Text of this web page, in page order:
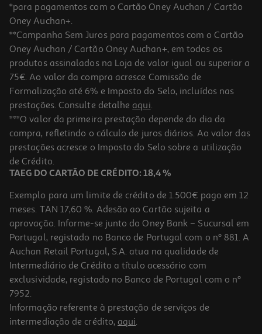
-10%
Livro Noites Brancas
11.97 €/un
13,30 € PVP de editor
11,97 €
-10%
Livro Um Chapéu De Leopardo
*para pagamentos com o Cartão Oney Auchan / Cartão
Oney Auchan+.
**Campanha Sem Juros para pagamentos com o Cartão
Oney Auchan / Cartão Oney Auchan+, em todos os
produtos assinalados na Loja de valor igual ou superior a
75€. Ao valor da compra acresce Comissão de
Formalização até 6% e Imposto do Selo, incluídos nas
prestações. Consulte detalhe aqui.
***O valor da primeira prestação depende do dia da
compra, refletindo o cálculo de juros diários. Ao valor das
prestações acresce o Imposto do Selo sobre a utilização
de Crédito.
TAEG DO CARTÃO DE CRÉDITO: 18,4 %
Exemplo para um limite de crédito de 1.500€ pago em 12
meses. TAN 17,60 %. Adesão ao Cartão sujeita a
aprovação. Informe-se junto do Oney Bank – Sucursal em
Portugal, registado no Banco de Portugal com o nº 881. A
Auchan Retail Portugal, S.A. atua na qualidade de
Intermediário de Crédito a título acessório com
exclusividade, registado no Banco de Portugal com o nº
7952.
Informação referente à prestação de serviços de
intermediação de crédito, aqui.